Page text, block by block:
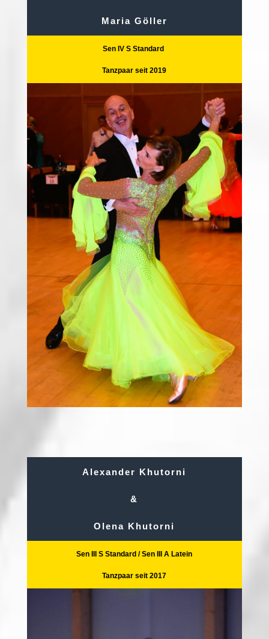
Maria Göller
Sen IV S Standard
Tanzpaar seit 2019
Alexander Khutorni
&
Olena Khutorni
Sen III S Standard / Sen III A Latein
Tanzpaar seit 2017